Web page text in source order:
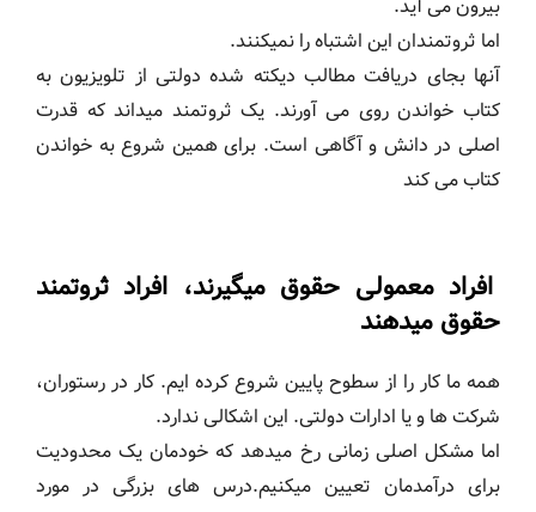
بیرون می آید.
اما ثروتمندان این اشتباه را نمیکنند.
آنها بجای دریافت مطالب دیکته شده دولتی از تلویزیون به
کتاب خواندن روی می آورند. یک ثروتمند میداند که قدرت
اصلی در دانش و آگاهی است. برای همین شروع به خواندن
کتاب می کند
افراد معمولی حقوق میگیرند، افراد ثروتمند
حقوق میدهند
همه ما کار را از سطوح پایین شروع کرده ایم. کار در رستوران،
شرکت ها و یا ادارات دولتی. این اشکالی ندارد.
اما مشکل اصلی زمانی رخ میدهد که خودمان یک محدودیت
برای درآمدمان تعیین میکنیم.درس های بزرگی در مورد